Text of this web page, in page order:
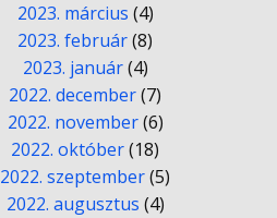
2023. március (4)
2023. február(8)
2023. január(4)
2022. december(7)
2022. november(6)
2022. október(18)
2022. szeptember(5)
2022. augusztus (4)